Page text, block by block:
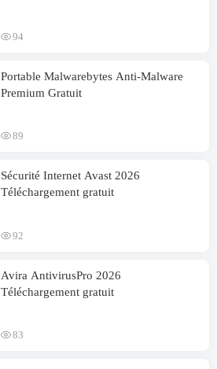
94
Portable Malwarebytes Anti-Malware
Premium Gratuit
89
Sécurité Internet Avast 2026
Téléchargement gratuit
92
Avira AntivirusPro 2026
Téléchargement gratuit
83